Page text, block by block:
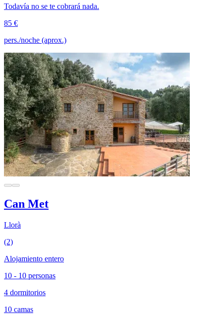
Todavía no se te cobrará nada.
85 €
pers./noche (aprox.)
Can Met
Llorà
(2)
Alojamiento entero
10 - 10 personas
4 dormitorios
10 camas